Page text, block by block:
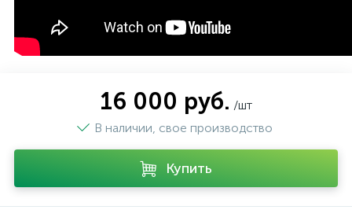
16 000 руб. /шт
В наличии, свое производство
Купить